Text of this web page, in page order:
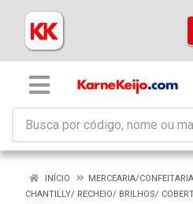
INÍCIO
MERCEARIA/CONFEITARIA
CHANTILLY/ RECHEIO/ BRILHOS/